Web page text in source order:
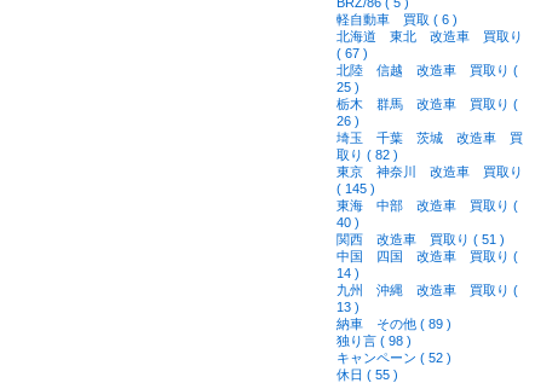
軽自動車 買取 ( 6 )
北海道 東北 改造車 買取り
( 67 )
北陸 信越 改造車 買取り (
25 )
栃木 群馬 改造車 買取り (
26 )
埼玉 千葉 茨城 改造車 買
取り ( 82 )
東京 神奈川 改造車 買取り
( 145 )
東海 中部 改造車 買取り (
40 )
関西 改造車 買取り ( 51 )
中国 四国 改造車 買取り (
14 )
九州 沖縄 改造車 買取り (
13 )
納車 その他 ( 89 )
独り言 ( 98 )
キャンペーン ( 52 )
休日 ( 55 )